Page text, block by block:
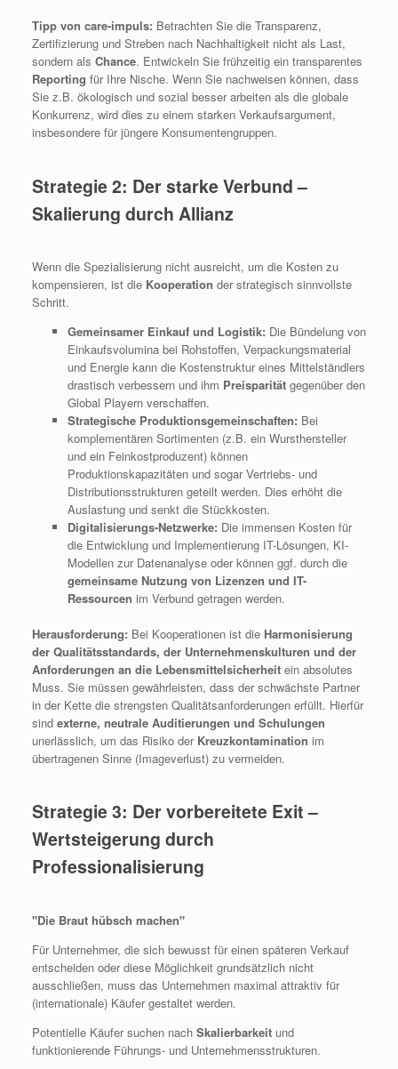
Tipp von care-impuls: Betrachten Sie die Transparenz,
Zertifizierung und Streben nach Nachhaltigkeit nicht als Last,
sondern als Chance. Entwickeln Sie frühzeitig ein transparentes
Reporting für Ihre Nische. Wenn Sie nachweisen können, dass
Sie z.B. ökologisch und sozial besser arbeiten als die globale
Konkurrenz, wird dies zu einem starken Verkaufsargument,
insbesondere für jüngere Konsumentengruppen.
Strategie 2: Der starke Verbund –
Skalierung durch Allianz
Wenn die Spezialisierung nicht ausreicht, um die Kosten zu
kompensieren, ist die Kooperation der strategisch sinnvollste
Schritt.
Gemeinsamer Einkauf und Logistik: Die Bündelung von
Einkaufsvolumina bei Rohstoffen, Verpackungsmaterial
und Energie kann die Kostenstruktur eines Mittelständlers
drastisch verbessern und ihm Preisparitätgegenüber den
Global Playern verschaffen.
Strategische Produktionsgemeinschaften: Bei
komplementären Sortimenten (z.B. ein Wursthersteller
und ein Feinkostproduzent) können
Produktionskapazitäten und sogar Vertriebs- und
Distributionsstrukturen geteilt werden. Dies erhöht die
Auslastung und senkt die Stückkosten.
Digitalisierungs-Netzwerke: Die immensen Kosten für
die Entwicklung und Implementierung IT-Lösungen, KI-
Modellen zur Datenanalyse oder können ggf. durch die
gemeinsame Nutzung von Lizenzen und IT-
Ressourcen im Verbund getragen werden.
Herausforderung: Bei Kooperationen ist die Harmonisierung
der Qualitätsstandards, der Unternehmenskulturen und der
Anforderungen an die Lebensmittelsicherheit ein absolutes
Muss. Sie müssen gewährleisten, dass der schwächste Partner
in der Kette die strengsten Qualitätsanforderungen erfüllt. Hierfür
sind externe, neutrale Auditierungen und Schulungen
unerlässlich, um das Risiko der Kreuzkontamination im
übertragenen Sinne (Imageverlust) zu vermeiden.
Strategie 3: Der vorbereitete Exit –
Wertsteigerung durch
Professionalisierung
"Die Braut hübsch machen"
Für Unternehmer, die sich bewusst für einen späteren Verkauf
entscheiden oder diese Möglichkeit grundsätzlich nicht
ausschließen, muss das Unternehmen maximal attraktiv für
(internationale) Käufer gestaltet werden.
Potentielle Käufer suchen nach Skalierbarkeit und
funktionierende Führungs- und Unternehmensstrukturen.